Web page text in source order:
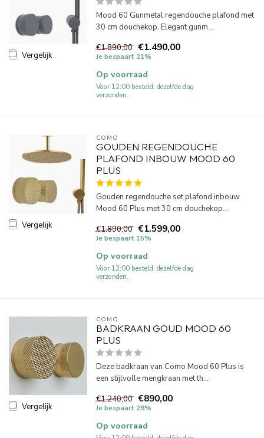
Vergelijk
Mood 60 Gunmetal regendouche plafond met
30 cm douchekop. Elegant gunm...
€1.890,00 €1.490,00
Je bespaart 21%
Op voorraad
Voor 12:00 besteld, dezelfde dag
verzonden.
Vergelijk
COMO
GOUDEN REGENDOUCHE
PLAFOND INBOUW MOOD 60
PLUS
Gouden regendouche set plafond inbouw
Mood 60 Plus met 30 cm douchekop...
€1.890,00 €1.599,00
Je bespaart 15%
Op voorraad
Voor 12:00 besteld, dezelfde dag
verzonden.
Vergelijk
COMO
BADKRAAN GOUD MOOD 60
PLUS
Deze badkraan van Como Mood 60 Plus is
een stijlvolle mengkraan met th...
€1.240,00 €890,00
Je bespaart 28%
Op voorraad